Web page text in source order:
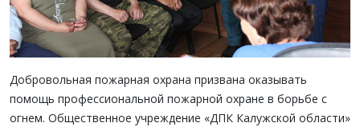
Добровольная пожарная охрана призвана оказывать
помощь профессиональной пожарной охране в борьбе с
огнем. Общественное учреждение «ДПК Калужской области»